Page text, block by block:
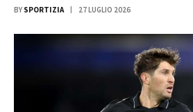
BY SPORTIZIA 27 LUGLIO 2026